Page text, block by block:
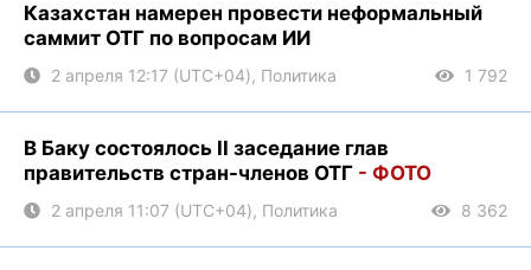
Казахстан намерен провести неформальный
саммит ОТГ по вопросам ИИ
2 апреля 12:17 (UTC+04), Политика 1 792
В Баку состоялось II заседание глав
правительств стран-членов ОТГ - ФОТО
2 апреля 11:07 (UTC+04), Политика 8 362